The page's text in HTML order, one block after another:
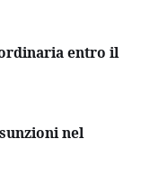
entro il
nel